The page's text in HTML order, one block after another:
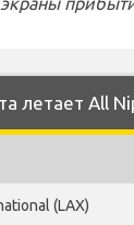
летает All
(LAX)